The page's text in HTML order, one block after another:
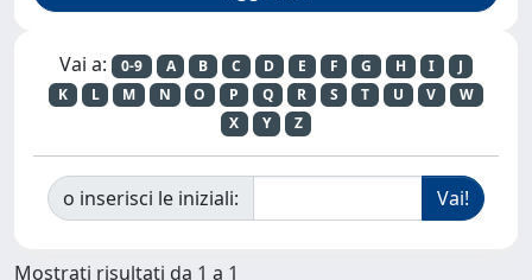
Vai a: 0-9 A B C D E F G H I
J
K
L M N O P Q R S T U V
W
X
Y Z
o inserisci le iniziali:
Mostrati risultati da 1 a 1